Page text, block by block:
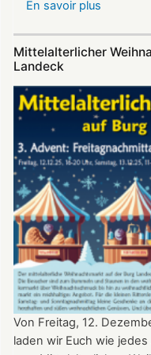
En savoir plus
Burg
Mittelalterlicher
Landeck
Von Freitag, 12.
laden wir Euch wie